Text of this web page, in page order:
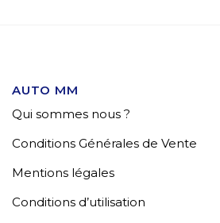
AUTO MM
Qui sommes nous ?
Conditions Générales de Vente
Mentions légales
Conditions d’utilisation